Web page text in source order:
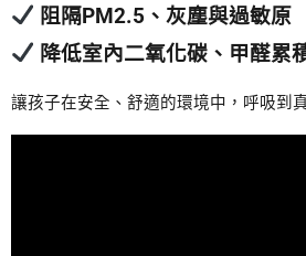
阻隔PM2.5、灰塵與過敏原
降低室內二氧化碳、甲醛累
讓孩子在安全、舒適的環境中，呼吸到